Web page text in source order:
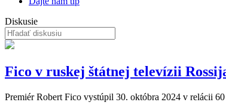
Diskusie
Fico v ruskej štátnej televízii
Premiér Robert Fico vystúpil 30. októbra 2024 v relácii